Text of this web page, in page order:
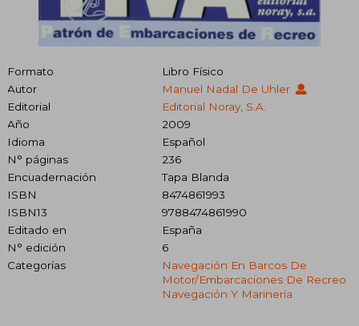
Formato
Libro Físico
Autor
Manuel Nadal De Uhler
Editorial
Editorial Noray, S.A.
Año
2009
Idioma
Español
N° páginas
236
Encuadernación
Tapa Blanda
ISBN
8474861993
ISBN13
9788474861990
Editado en
España
N° edición
6
Categorías
Navegación En Barcos De
Motor/embarcaciones De Recreo
Navegación Y Marinería